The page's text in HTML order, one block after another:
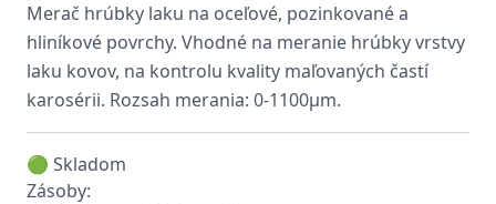
Merač hrúbky laku na oceľové, pozinkované a
hliníkové povrchy. Vhodné na meranie hrúbky vrstvy
laku kovov, na kontrolu kvality maľovaných častí
karosérii. Rozsah merania: 0-1100μm.
🟢 Skladom
Zásoby: